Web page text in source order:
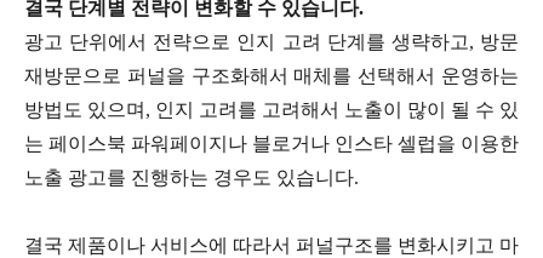
결국 단계별 전략이 변화할 수 있습니다.
광고 단위에서 전략으로 인지 고려 단계를 생략하고, 방문
재방문으로 퍼널을 구조화해서 매체를 선택해서 운영하는
방법도 있으며, 인지 고려를 고려해서 노출이 많이 될 수 있
는 페이스북 파워페이지나 블로거나 인스타 셀럽을 이용한
노출 광고를 진행하는 경우도 있습니다.
결국 제품이나 서비스에 따라서 퍼널구조를 변화시키고 마